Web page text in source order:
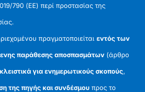
790 (ΕΕ) περί προστασίας της
πραγματοποιείταιεντός των
παράθεσης αποσπασμάτων (άρθρο
για ενημερωτικούς σκοπούς,
της πηγής και συνδέσμου προς το